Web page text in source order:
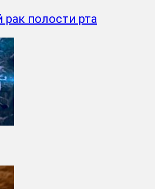
полости рта